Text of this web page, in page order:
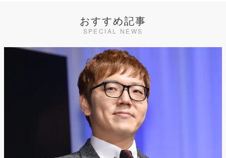
おすすめ記事
SPECIAL NEWS